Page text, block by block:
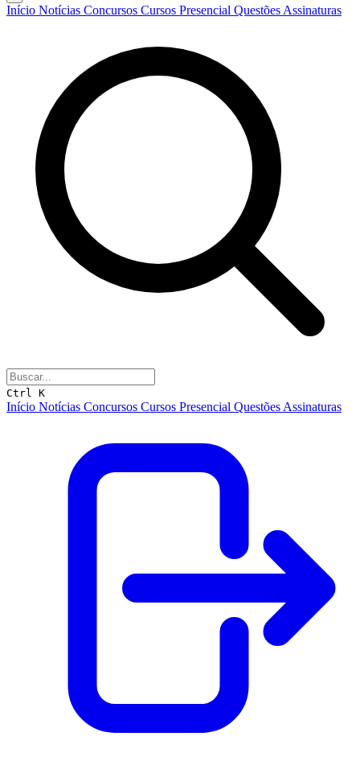
Início Notícias Concursos Cursos Presencial Questões Assinaturas
Ctrl K
Início Notícias Concursos Cursos Presencial Questões Assinaturas